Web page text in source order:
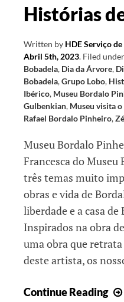
Histórias
Written by HDE Serviço de
Abril 5th, 2023. Filed under
Bobadela, Dia da Árvore,
Bobadela,Grupo Lobo,
Ibérico, Museu Bordalo
Gulbenkian, Museu visita
Rafael Bordalo Pinheiro,
Museu Bordalo
Francesca do
três temas muito
obras e vida de
liberdade e a casa
Inspirados na obra
uma obra que
deste artista, os
Continue Reading